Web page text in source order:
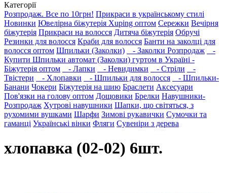
Категорії
Розпродаж. Все по 10грн! Прикраси в українському стилі
Новинки Ювелірна біжутерія Xuping оптом Сережки Вечірня
біжутерія Прикраси на волосся Дитяча біжутерія Обручі
Резинки для волосся Краби для волосся Банти на заколці для
волосся оптом Шпильки (Заколки) - Заколки Розпродаж
-
Купити Шпильки автомат (Заколки) гуртом в Україні -
Біжутерія оптом
- Лапки - Невидимки - Стріли
-
Твістери
- Хлопавки - Шпильки для волосся
- Шпильки-
Банани Чокери Біжутерія на шию Браслети Аксесуари
Пов'язки на голову оптом Дощовики Брелки Навушники-
Розпродаж Хутрові навушники Шапки, що світяться, з
рухомими вушками Шарфи Зимові рукавички Сумочки та
гаманці Українські вінки Фляги Сувеніри з дерева
хлопавка (02-02) 6шт.